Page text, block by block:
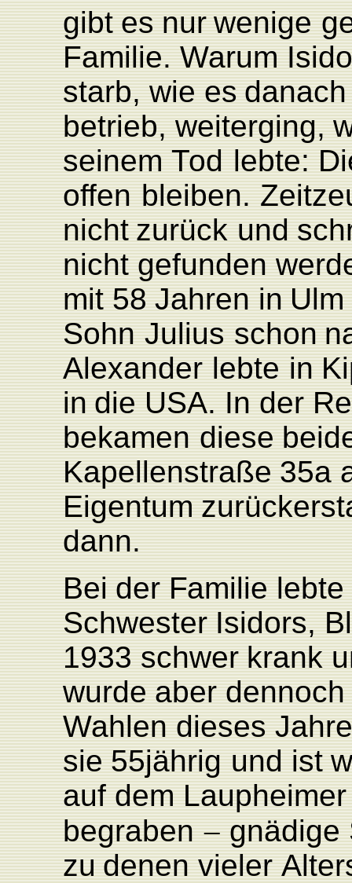
gibt es nur wenige
Familie.Warum
starb, wie es
betrieb, weiterging,
seinemTod lebte:
offen bleiben. Zeit
nicht zurück und
nichtgefunden
mit 58 Jahren in Ulm
Sohn Julius schon
Alexander lebte in
in die USA. In der
bekamen diese bei
Kapellenstraße 35a
Eigentum
dann.
Bei der Familie lebte
Schwester Isidors,
1933 schwer krank
wurde aber dennoch
Wahlen dieses
sie 55jährig und ist
auf dem Laupheimer
begraben – gnädige
zu denen vieler